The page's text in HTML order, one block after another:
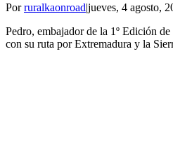
Porruralkaonroad|jueves, 4 agosto,
Pedro, embajador de la 1º Edición
con su ruta por Extremadura y la